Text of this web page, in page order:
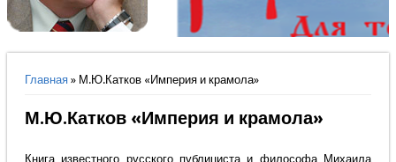
Вы здесь
Главная» М.Ю.Катков «Империя и крамола»
М.Ю.Катков «Империя и крамола»
Книга известного русского публициста и философа Михаила